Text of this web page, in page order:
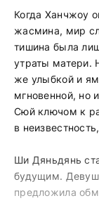
Когда Ханчжоу
жасмина, мир
тишина была
утраты матери.
же улыбкой и
мгновенной, но
Сюй ключом к
в
Ши Дяньдянь
будущим.
предложила